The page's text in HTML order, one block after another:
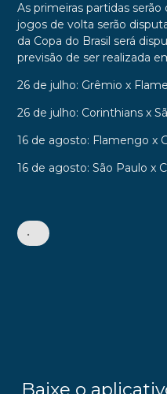
As primeiras partidas
jogos de volta serão
da Copa do Brasil será
previsão de ser realizada
26 de julho: Grêmio x
26 de julho: Corinthians x
16 de agosto: Flamengo x
16 de agosto: São Paulo x
•
Baixe o